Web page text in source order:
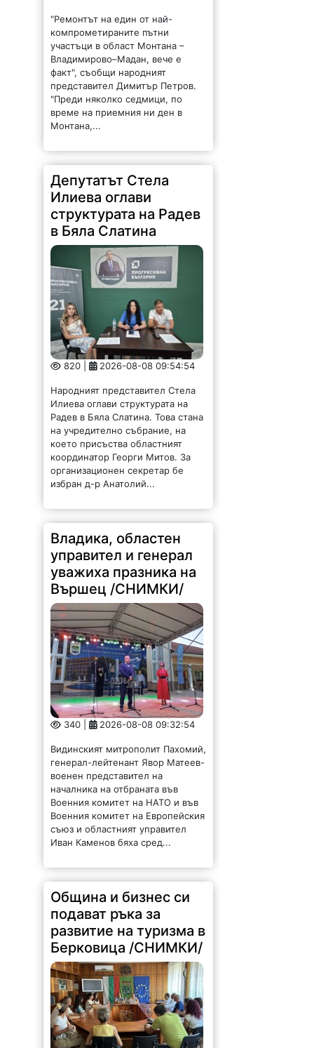
"Ремонтът на един от най-
компрометираните пътни
участъци в област Монтана –
Владимирово–Мадан, вече е
факт", съобщи народният
представител Димитър Петров.
"Преди няколко седмици, по
време на приемния ни ден в
Монтана,...
Депутатът Стела
Илиева оглави
структурата на Радев
в Бяла Слатина
820 | 2026-08-08 09:54:54
Народният представител Стела
Илиева оглави структурата на
Радев в Бяла Слатина. Това стана
на учредително събрание, на
което присъства областният
координатор Георги Митов. За
организационен секретар бе
избран д-р Анатолий...
Владика, областен
управител и генерал
уважиха празника на
Вършец /СНИМКИ/
340 | 2026-08-08 09:32:54
Видинският митрополит Пахомий,
генерал-лейтенант Явор Матеев-
военен представител на
началника на отбраната във
Военния комитет на НАТО и във
Военния комитет на Европейския
съюз и областният управител
Иван Каменов бяха сред...
Община и бизнес си
подават ръка за
развитие на туризма в
Берковица /СНИМКИ/